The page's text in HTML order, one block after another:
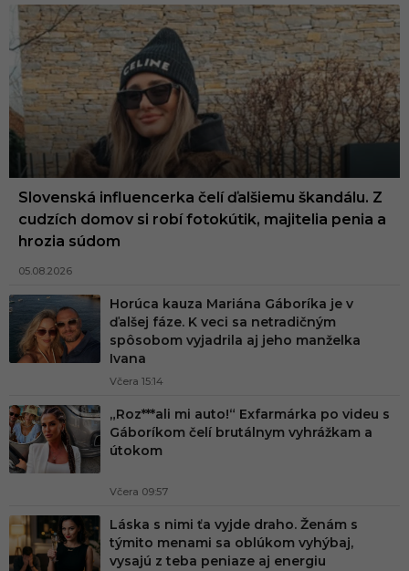
Slovenská influencerka čelí ďalšiemu škandálu. Z
cudzích domov si robí fotokútik, majitelia penia a
hrozia súdom
05.08.2026
Horúca kauza Mariána Gáboríka je v
ďalšej fáze. K veci sa netradičným
spôsobom vyjadrila aj jeho manželka
Ivana
Včera 15:14
„Roz***ali mi auto!“ Exfarmárka po videu s
Gáboríkom čelí brutálnym vyhrážkam a
útokom
Včera 09:57
Láska s nimi ťa vyjde draho. Ženám s
týmito menami sa oblúkom vyhýbaj,
vysajú z teba peniaze aj energiu